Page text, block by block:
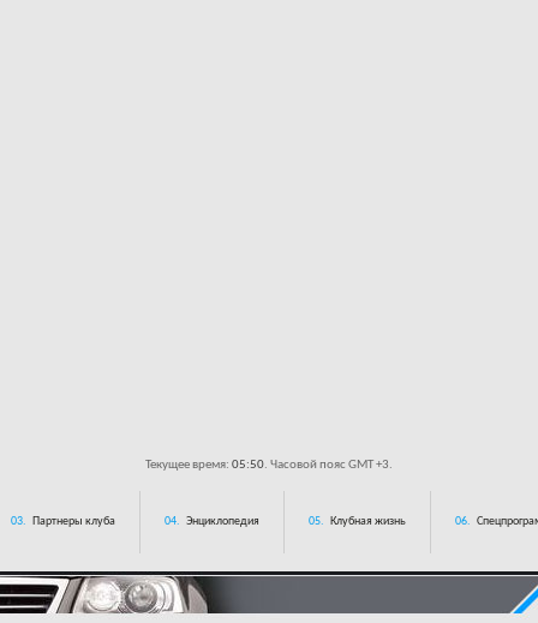
Текущее время: 05:50. Часовой пояс GMT +3.
03. Партнеры клуба 04. Энциклопедия 05. Клубная жизнь 06.